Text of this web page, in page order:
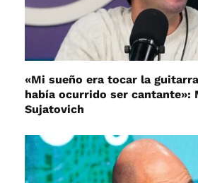
«Mi sueño era tocar la
había ocurrido ser cantante»:
Sujatovich